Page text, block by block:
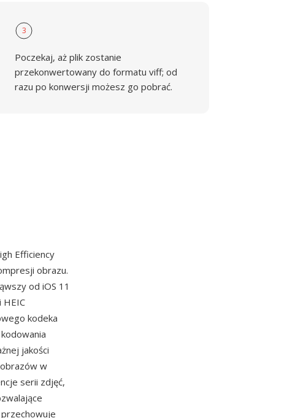
3
Poczekaj, aż plik zostanie
przekonwertowany do formatu viff; od
razu po konwersji możesz go pobrać.
Efficiency
obrazu.
od iOS 11
HEIC
kodeka
jakości
w
serii zdjęć,